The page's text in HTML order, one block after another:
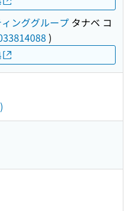
ンググループ タナベ コ
)